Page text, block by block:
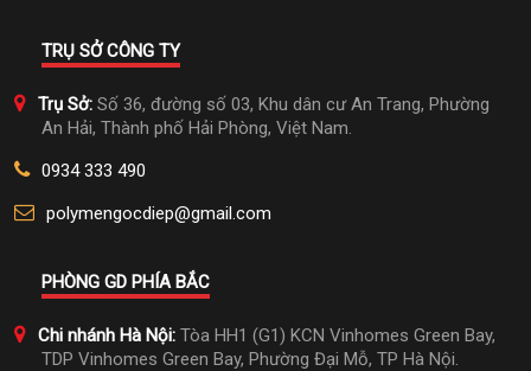
TRỤ SỞ CÔNG TY
Trụ Sở:Số 36, đường số 03, Khu dân cư An Trang, Phường
An Hải, Thành phố Hải Phòng, Việt Nam.
0934 333 490
polymengocdiep@gmail.com
PHÒNG GD PHÍA BẮC
Chi nhánh Hà Nội: Tòa HH1 (G1) KCN Vinhomes Green Bay,
TDP Vinhomes Green Bay, Phường Đại Mỗ, TP Hà Nội.